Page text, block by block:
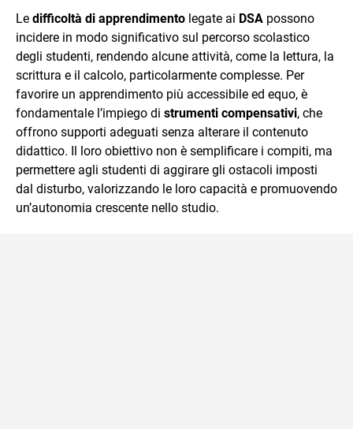
trattamento degli stati di burnout, ansia e difficoltà nelle
relazioni. Lo sviluppo ed il potenziamento delle sfere più
personali dell'io individuale, attraverso il superamento di
stati di blocco o difficoltà emotive, costituisce il nucleo
centrale dei suoi trattamenti, che siano individuali, di
coppia o di gruppo.
Le difficoltà di apprendimento legate ai DSA possono
incidere in modo significativo sul percorso scolastico
degli studenti, rendendo alcune attività, come la lettura, la
scrittura e il calcolo, particolarmente complesse. Per
favorire un apprendimento più accessibile ed equo, è
fondamentale l’impiego di strumenti compensativi, che
offrono supporti adeguati senza alterare il contenuto
didattico. Il loro obiettivo non è semplificare i compiti, ma
permettere agli studenti di aggirare gli ostacoli imposti
dal disturbo, valorizzando le loro capacità e promuovendo
un’autonomia crescente nello studio.